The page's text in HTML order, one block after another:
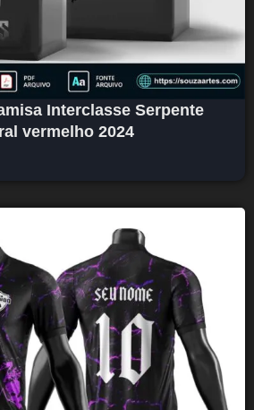
Interclasse Serpente
vermelho 2024